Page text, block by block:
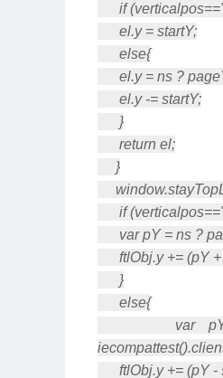
if
el.y = startY;
else{
el.y = ns ?
el.y -= startY;
}
return el;
}
if
var pY = ns ?
ftlObj.y += (pY +
}
else{
var pY = ns
ftlObj.y += (pY -